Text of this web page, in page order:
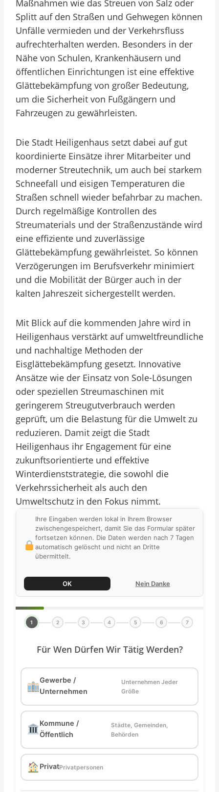
Maßnahmen wie das Streuen von Salz oder
Splitt auf den Straßen und Gehwegen können
Unfälle vermieden und der Verkehrsfluss
aufrechterhalten werden. Besonders in der
Nähe von Schulen, Krankenhäusern und
öffentlichen Einrichtungen ist eine effektive
Glättebekämpfung von großer Bedeutung,
um die Sicherheit von Fußgängern und
Fahrzeugen zu gewährleisten.
Die Stadt Heiligenhaus setzt dabei auf gut
koordinierte Einsätze ihrer Mitarbeiter und
moderner Streutechnik, um auch bei starkem
Schneefall und eisigen Temperaturen die
Straßen schnell wieder befahrbar zu machen.
Durch regelmäßige Kontrollen des
Streumaterials und der Straßenzustände wird
eine effiziente und zuverlässige
Glättebekämpfung gewährleistet. So können
Verzögerungen im Berufsverkehr minimiert
und die Mobilität der Bürger auch in der
kalten Jahreszeit sichergestellt werden.
Mit Blick auf die kommenden Jahre wird in
Heiligenhaus verstärkt auf umweltfreundliche
und nachhaltige Methoden der
Eisglättebekämpfung gesetzt. Innovative
Ansätze wie der Einsatz von Sole-Lösungen
oder speziellen Streumaschinen mit
geringerem Streugutverbrauch werden
geprüft, um die Belastung für die Umwelt zu
reduzieren. Damit zeigt die Stadt
Heiligenhaus ihr Engagement für eine
zukunftsorientierte und effektive
Winterdienststrategie, die sowohl die
Verkehrssicherheit als auch den
Umweltschutz in den Fokus nimmt.
Ihre Eingaben werden lokal in Ihrem Browser
zwischengespeichert, damit Sie das Formular später
fortsetzen können. Die Daten werden nach 7 Tagen
automatisch gelöscht und nicht an Dritte
übermittelt.
OK Nein Danke
1 2 3 4 5 6 7
Für Wen Dürfen Wir Tätig Werden?
Gewerbe /
Unternehmen
Unternehmen Jeder
Größe
Kommune /
Öffentlich
Städte, Gemeinden,
Behörden
PrivatPrivatpersonen